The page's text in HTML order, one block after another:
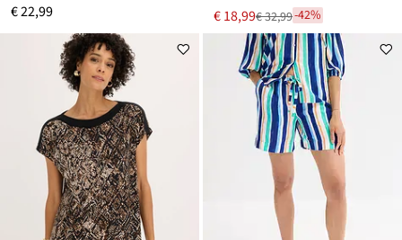
€ 22,99 Nu
voor
€ 18,99
Van
€ 32,99
€ 32,99-42%